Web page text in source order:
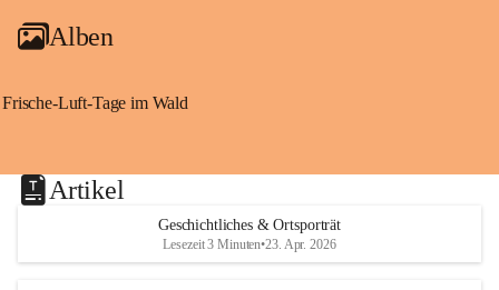
Alben
Frische-Luft-Tage im Wald
Artikel
Geschichtliches & Ortsporträt
Lesezeit 3 Minuten•23. Apr. 2026